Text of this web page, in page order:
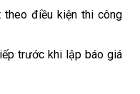
điều kiện thi công
trước khi lập báo giá